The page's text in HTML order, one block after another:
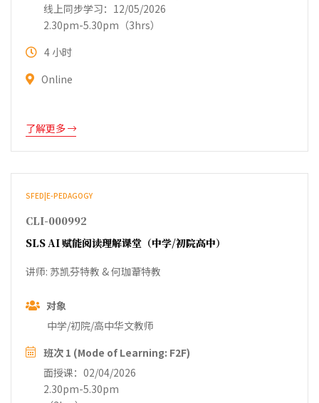
线上同步学习：12/05/2026
2.30pm-5.30pm（3hrs）
4 小时
Online
了解更多
SFED|E-PEDAGOGY
CLI-000992
SLS AI 赋能阅读理解课堂（中学/初院高中）
讲师: 苏凯芬特教 & 何珈葦特教
对象
中学/初院/高中华文教师
班次 1 (Mode of Learning: F2F)
面授课：02/04/2026
2.30pm-5.30pm